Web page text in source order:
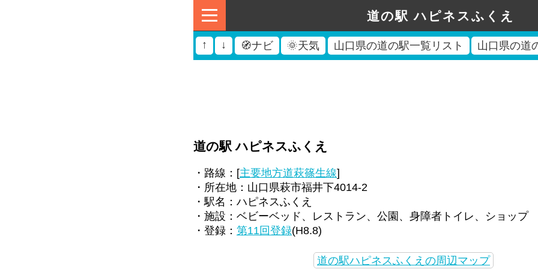
道の駅 ハピネスふくえ
↑ ↓ 🧭ナビ 🌞天気 山口県の道の駅一覧リスト 山口県の道
道の駅 ハピネスふくえ
・路線：[主要地方道萩篠生線]
・所在地：山口県萩市福井下4014-2
・駅名：ハピネスふくえ
・施設：ベビーベッド、レストラン、公園、身障者トイレ、ショップ
・登録： 第11回登録(H8.8)
道の駅ハピネスふくえの周辺マップ